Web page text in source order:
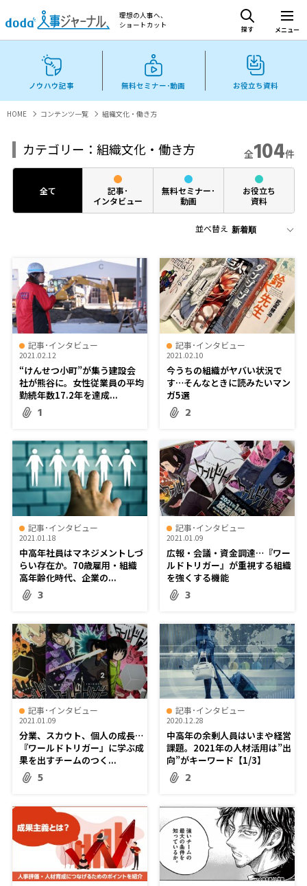
理想の人事へ、
ショートカット
探す メニュー
ノウハウ記事 無料セミナー･動画 お役立ち資料
HOME コンテンツ一覧 組織文化・働き方
カテゴリー：組織文化・働き方 全104件
全て
記事･
インタビュー
無料セミナー･
動画
お役立ち
資料
並べ替え
記事･インタビュー
2021.02.12
“けんせつ小町”が集う建設会
社が熊谷に。女性従業員の平均
勤続年数17.2年を達成...
1
記事･インタビュー
2021.02.10
今うちの組織がヤバい状況で
す…そんなときに読みたいマン
ガ5選
2
記事･インタビュー
2021.01.18
中高年社員はマネジメントしづ
らい存在か。70歳雇用・組織
高年齢化時代、企業の...
3
記事･インタビュー
2021.01.09
広報・会議・資金調達…『ワー
ルドトリガー』が重視する組織
を強くする機能
3
記事･インタビュー
2021.01.09
分業、スカウト、個人の成長…
『ワールドトリガー』に学ぶ成
果を出すチームのつく...
5
記事･インタビュー
2020.12.28
中高年の余剰人員はいまや経営
課題。2021年の人材活用は”出
向”がキーワード【1/3】
2